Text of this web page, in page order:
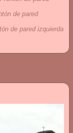
de pared
de pared izquierda